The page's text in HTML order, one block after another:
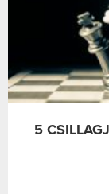
5